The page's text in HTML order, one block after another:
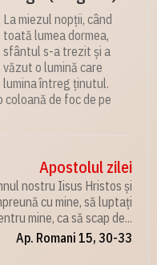
La miezul nopții, când
toată lumea dormea,
sfântul s-a trezit și a
văzut o lumină care
lumina întreg ținutul.
coloană de foc de pe
Apostolul zilei
nostru Iisus Hristos și
cu mine, să luptați
mine, ca să scap de...
Ap. Romani 15, 30-33